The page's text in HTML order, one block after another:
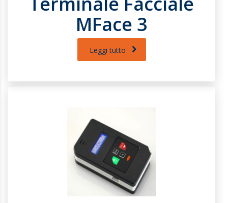
MFace 3
Leggi tutto